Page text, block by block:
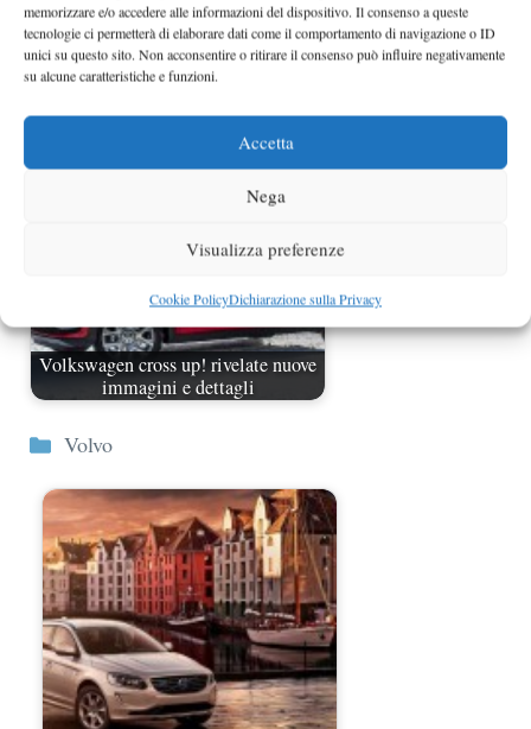
memorizzare e/o accedere alle informazioni del dispositivo. Il consenso a queste
tecnologie ci permetterà di elaborare dati come il comportamento di navigazione o ID
unici su questo sito. Non acconsentire o ritirare il consenso può influire negativamente
su alcune caratteristiche e funzioni.
Accetta
Nega
Visualizza preferenze
Cookie PolicyDichiarazione sulla Privacy
Volvo S60 e S80 restyling esordio a
breve
Volkswagen cross up! rivelate nuove
immagini e dettagli
Categorie
Volvo